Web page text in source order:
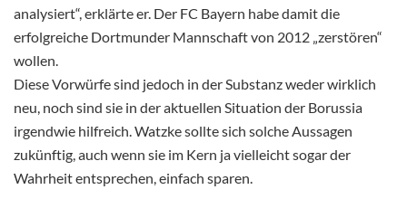
analysiert“, erklärte er. Der FC Bayern habe damit die
erfolgreiche Dortmunder Mannschaft von 2012 „zerstören“
wollen.
Diese Vorwürfe sind jedoch in der Substanz weder wirklich
neu, noch sind sie in der aktuellen Situation der Borussia
irgendwie hilfreich. Watzke sollte sich solche Aussagen
zukünftig, auch wenn sie im Kern ja vielleicht sogar der
Wahrheit entsprechen, einfach sparen.